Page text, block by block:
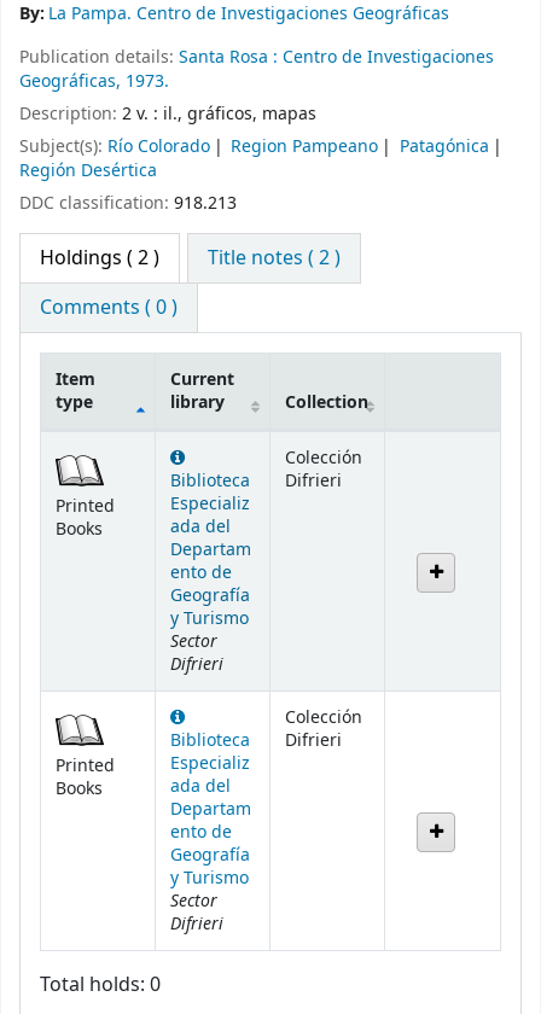
By: La Pampa. Centro de Investigaciones Geográficas
Publication details: Santa Rosa : Centro de Investigaciones
Geográficas, 1973.
Description: 2 v. : il., gráficos, mapas
Subject(s): Río Colorado Region Pampeano
Patagónica
Región Desértica
DDC classification: 918.213
Holdings ( 2 )
Title notes ( 2 )
Comments ( 0 )
Item
type
Current
library
Collection
Printed
Books
Biblioteca
Especializ
ada del
Departam
ento de
Geografía
y Turismo
Sector
Difrieri
Colección
Difrieri
Printed
Books
Biblioteca
Especializ
ada del
Departam
ento de
Geografía
y Turismo
Sector
Difrieri
Colección
Difrieri
Total holds: 0